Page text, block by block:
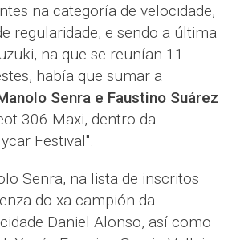
na categoría de velocidade,
regularidade, e sendo a última
na que se reunían 11
había que sumar a
Senra e Faustino Suárez
306 Maxi, dentro da
Festival".
Senra, na lista de inscritos
do xa campión da
Daniel Alonso, así como